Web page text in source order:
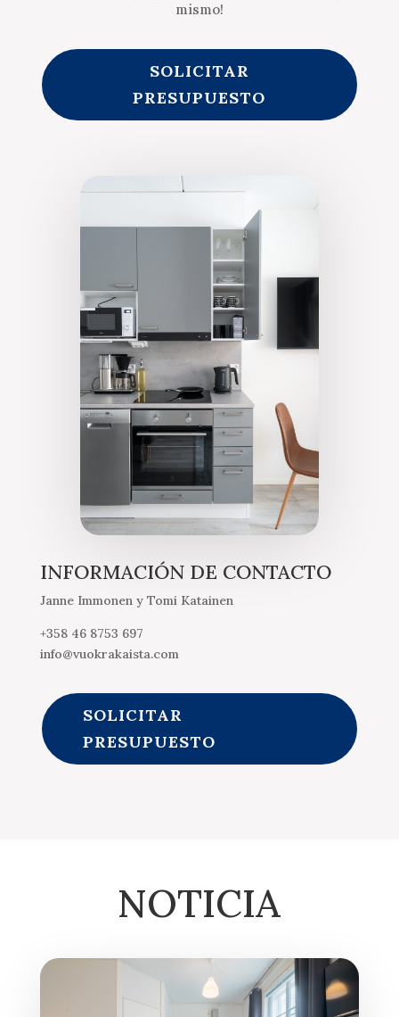
mismo!
SOLICITAR
PRESUPUESTO
INFORMACIÓN DE CONTACTO
Janne Immonen y Tomi Katainen
+358 46 8753 697
info@vuokrakaista.com
SOLICITAR
PRESUPUESTO
NOTICIA